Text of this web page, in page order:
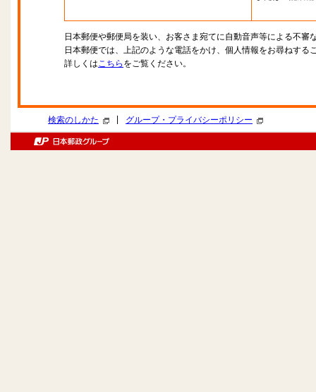
日本郵便や郵便局を装い、お客さま宛てに自動音声等による不審
日本郵便では、上記のような電話をかけ、個人情報をお尋ねする
詳しくはこちら をご覧ください。
検索のしかた グループ・プライバシーポリシー